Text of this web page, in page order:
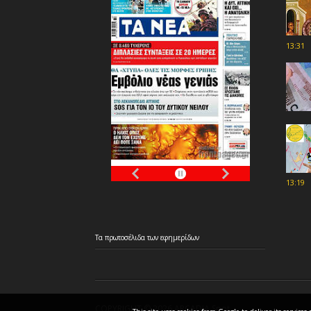
Τα πρωτοσέλιδατων εφημερίδων
13:31
13:19